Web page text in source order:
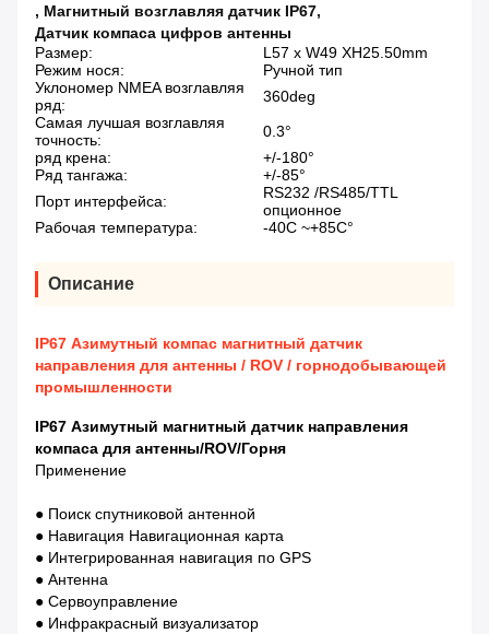
, Магнитный возглавляя датчик IP67,
Датчик компаса цифров антенны
Размер:
L57 x W49 XH25.50mm
Режим нося:
Ручной тип
Уклономер NMEA возглавляя
ряд:
360deg
Самая лучшая возглавляя
точность:
0.3°
ряд крена:
+/-180°
Ряд тангажа:
+/-85°
Порт интерфейса:
RS232 /RS485/TTL
опционное
Рабочая температура:
-40C ~+85C°
Описание
IP67 Азимутный компас магнитный датчик
направления для антенны / ROV / горнодобывающей
промышленности
IP67 Азимутный магнитный датчик направления
компаса для антенны/ROV/Горня
Применение
● Поиск спутниковой антенной
● Навигация Навигационная карта
● Интегрированная навигация по GPS
● Антенна
● Сервоуправление
● Инфракрасный визуализатор